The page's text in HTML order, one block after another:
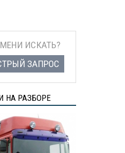
ИСКАТЬ?
ЗАПРОС
НА РАЗБОРЕ